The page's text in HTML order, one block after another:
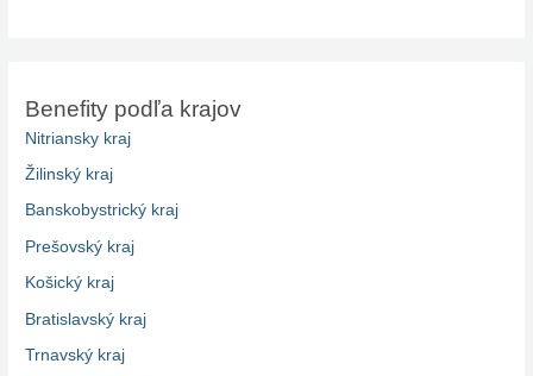
Benefity podľa krajov
Nitriansky kraj
Žilinský kraj
Banskobystrický kraj
Prešovský kraj
Košický kraj
Bratislavský kraj
Trnavský kraj